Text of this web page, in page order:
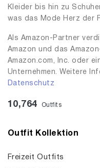
Kleider bis hin zu
was das Mode Herz der
Als Amazon-Partner
Amazon und das
Amazon.com, Inc. oder
Unternehmen. Weitere
Datenschutz
10,764 Outfits
Outfit Kollektion
Freizeit Outfits